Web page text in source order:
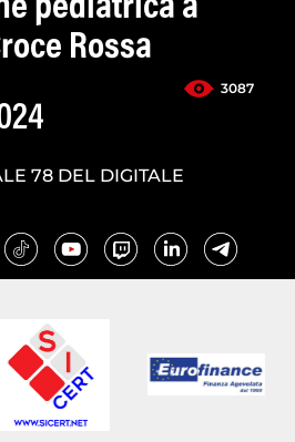
pediatrica a
Rossa
3087
78 DEL DIGITALE